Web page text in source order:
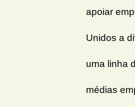
apoiar
Unidos a
uma linha
médias